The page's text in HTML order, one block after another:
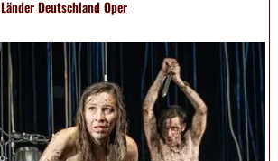
LänderDeutschlandOper